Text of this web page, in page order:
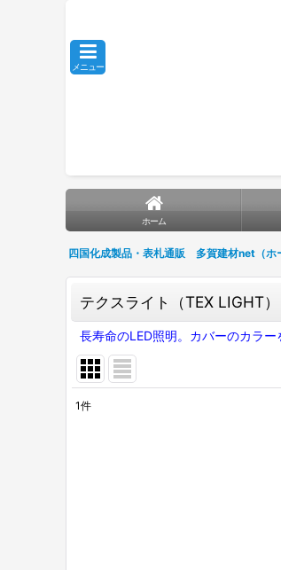
メニュー
ホーム
四国化成製品・表札通販 多賀建材net（ホ
テクスライト（TEX LIGHT）
長寿命のLED照明。カバーのカラー
1件